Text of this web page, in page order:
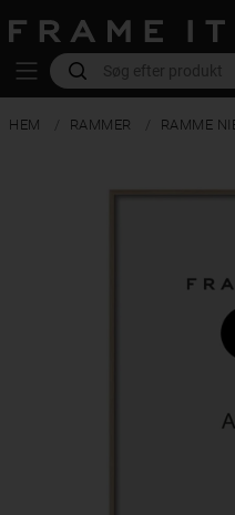
HEM RAMMER RAMME